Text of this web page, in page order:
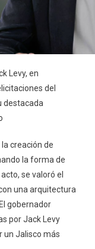
Levy, en
del
destacada
creación de
la forma de
se valoró el
una arquitectura
gobernador
por Jack Levy
un Jalisco más